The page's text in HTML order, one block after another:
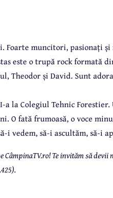
muncitori, pasionați și
este o trupă rock formată
Theodor și David. Sunt
a la Colegiul Tehnic
O fată frumoasă, o voce
i vedem, să-i ascultăm, să-i
CâmpinaTV.ro! Te invităm să